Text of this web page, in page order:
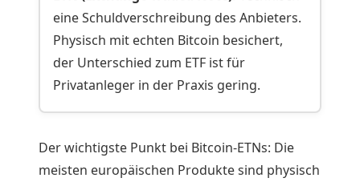
eine Schuldverschreibung des Anbieters.
Physisch mit echten Bitcoin besichert,
der Unterschied zum ETF ist für
Privatanleger in der Praxis gering.
Der wichtigste Punkt bei Bitcoin-ETNs: Die
meisten europäischen Produkte sind physisch